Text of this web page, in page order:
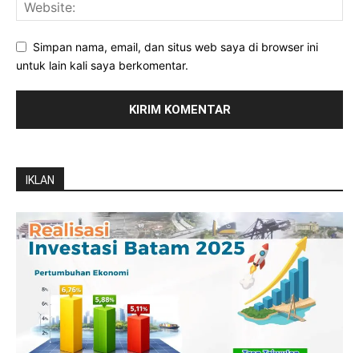
Simpan nama, email, dan situs web saya di browser ini
untuk lain kali saya berkomentar.
IKLAN